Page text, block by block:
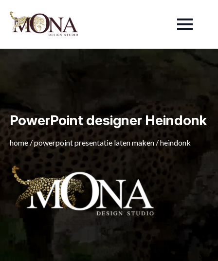
PowerPoint designer Heindonk
home /powerpoint presentatie laten maken /heindonk